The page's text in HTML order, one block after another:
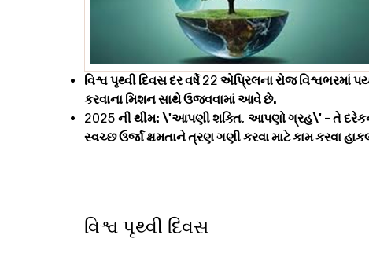
વિશ્વ પૃથ્વી દિવસ દર વર્ષે22 એપ્રિલના રોજ વિશ્વભરમાં
કરવાના મિશન સાથે ઉજવવામાં આવે છે.
2025 ની થીમ: \'આપણી શક્તિ, આપણો ગ્રહ\' - તે
સ્વચ્છ ઉર્જા ક્ષમતાને ત્રણ ગણી કરવા માટે કામ કરવા
વિશ્વ પૃથ્વી દિવસ